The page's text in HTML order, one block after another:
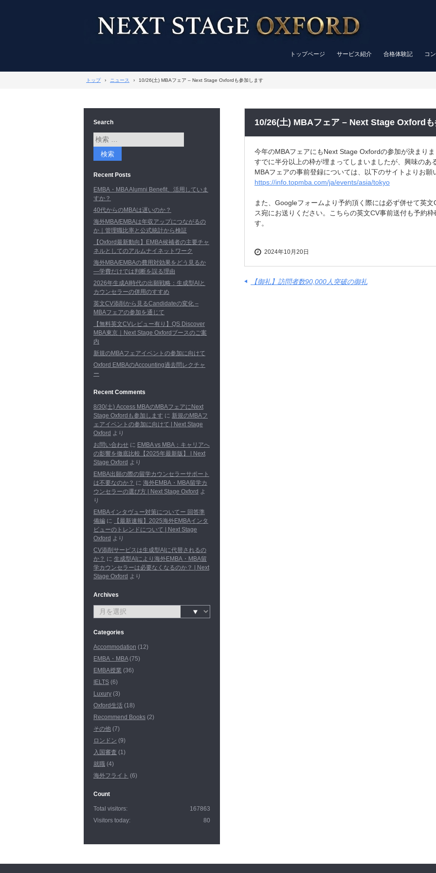
トップページ サービス紹介 合格体験記 コ
トップ › ニュース › 10/26(土) MBAフェア – Next Stage Oxfordも参加します
10/26(土) MBAフェア – Next Stage Oxford
今年のMBAフェアにもNext Stage Oxfordの参加が決まりま
すでに半分以上の枠が埋まってしまいましたが、興味のあ
MBAフェアの事前登録については、以下のサイトよりお願
https://info.topmba.com/ja/events/asia/tokyo
また、Googleフォームより予約頂く際には必ず併せて英
ス宛にお送りください。こちらの英文CV事前送付も予約
す。
2024年10月20日
【御礼】訪問者数90,000人突破の御礼
Search
Recent Posts
EMBA・MBA Alumni Benefit、活用していま
すか？
40代からのMBAは遅いのか？
海外MBA/EMBAは年収アップにつながるの
か｜管理職比率と公式統計から検証
【Oxford最新動向】EMBA候補者の主要チャ
ネルとしてのアルムナイネットワーク
海外MBA/EMBAの費用対効果をどう見るか
―学費だけでは判断を誤る理由
2026年生成AI時代の出願戦略：生成型AIと
カウンセラーの併用のすすめ
英文CV添削から見るCandidateの変化 –
MBAフェアの参加を通じて
【無料英文CVレビュー有り】QS Discover
MBA東京｜Next Stage Oxfordブースのご案
内
新規のMBAフェアイベントの参加に向けて
Oxford EMBAのAccounting過去問レクチャ
ー
Recent Comments
8/30(土) Access MBAのMBAフェアにNext
Stage Oxfordも参加します に 新規のMBAフ
ェアイベントの参加に向けて | Next Stage
Oxford より
お問い合わせ に EMBA vs MBA：キャリアへ
の影響を徹底比較【2025年最新版】 | Next
Stage Oxford より
EMBA出願の際の留学カウンセラーサポート
は不要なのか？ に 海外EMBA・MBA留学カ
ウンセラーの選び方 | Next Stage Oxford よ
り
EMBAインタヴュー対策についてー 回答準
備編 に
【最新速報】2025海外EMBAインタ
ビューのトレンドについて | Next Stage
Oxford より
CV添削サービスは生成型AIに代替されるの
か？ に 生成型AIにより海外EMBA・MBA留
学カウンセラーは必要なくなるのか？ | Next
Stage Oxford より
Archives
Categories
Accommodation (12)
EMBA・MBA(75)
EMBA授業 (36)
IELTS (6)
Luxury (3)
Oxford生活 (18)
Recommend Books (2)
その他 (7)
ロンドン (9)
入国審査 (1)
就職 (4)
海外フライト (6)
Count
167863
Total visitors:
80
Visitors today: